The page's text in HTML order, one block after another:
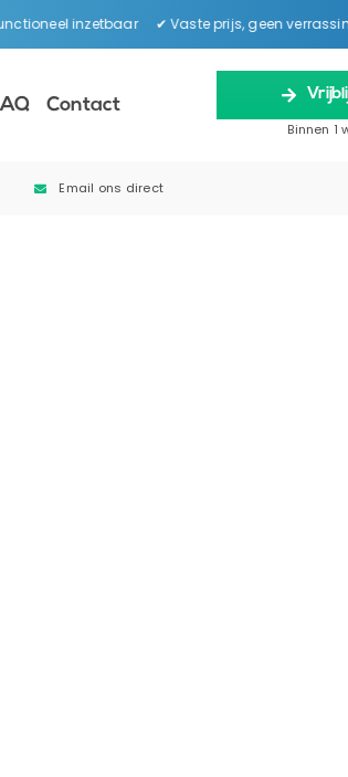
inzetbaar ✔ Vaste prijs, geen
Contact
Binnen 1
Email ons direct